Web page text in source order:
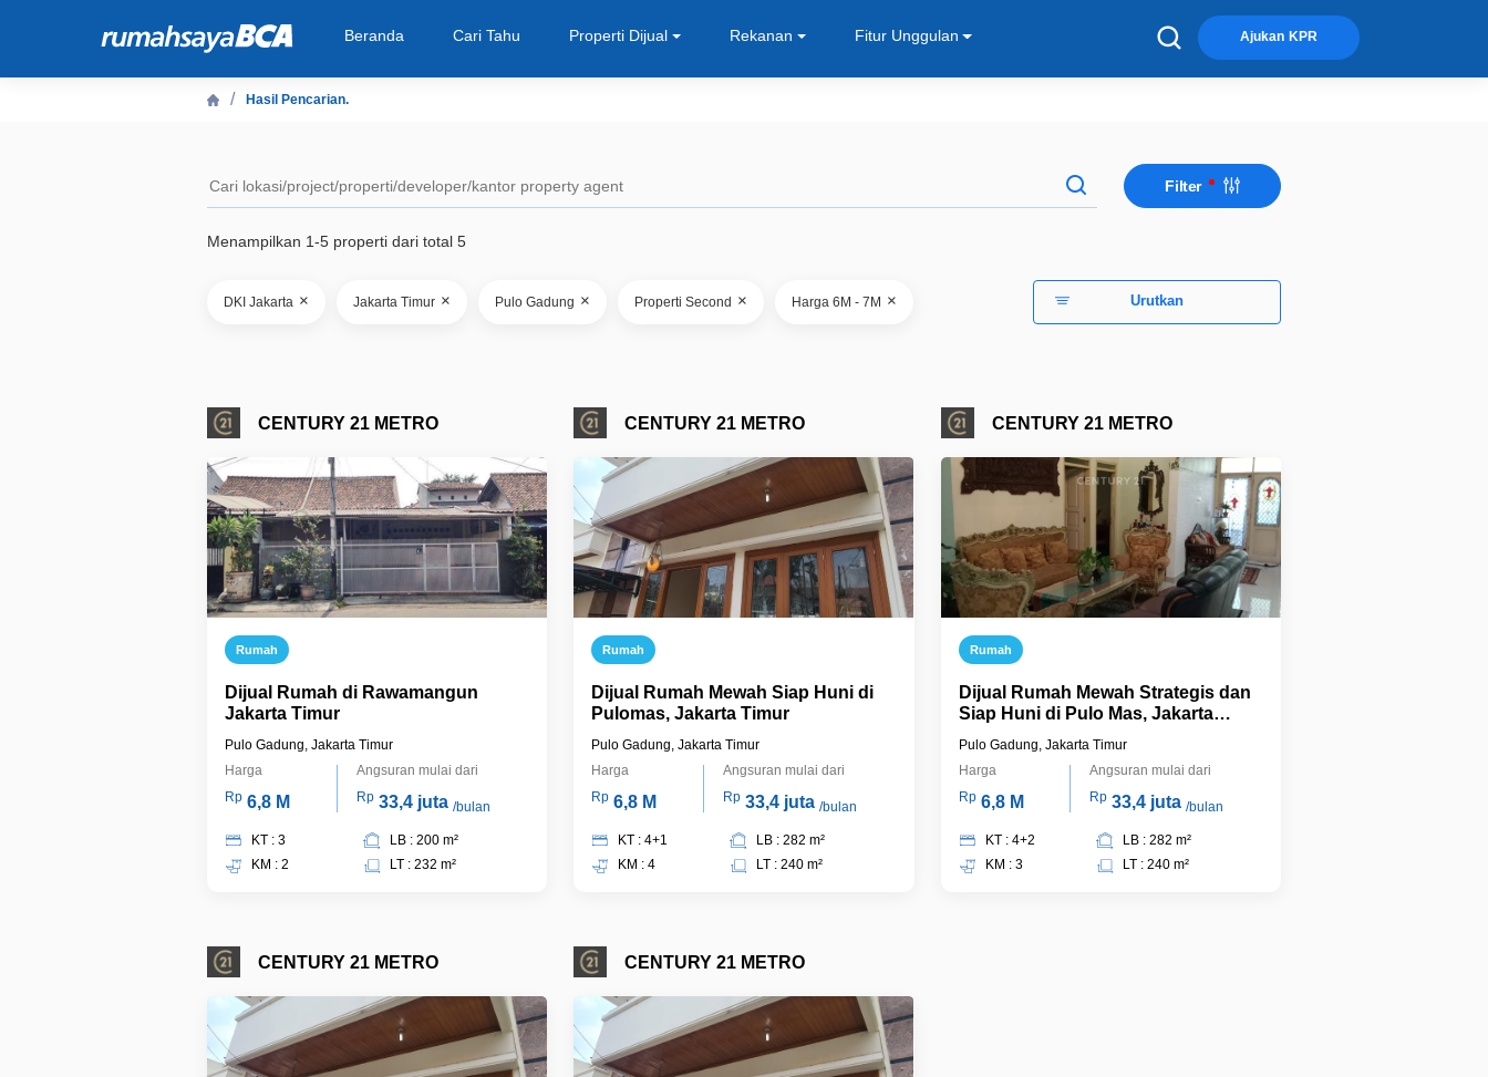
Beranda Cari Tahu Properti Dijual Rekanan Fitur Unggulan Ajukan KPR
Hasil Pencarian.
Filter
Menampilkan 1-5 properti dari total 5
DKI Jakarta × Jakarta Timur × Pulo Gadung × Properti Second × Harga 6M - 7M × Urutkan
CENTURY 21 METRO
Rumah
Dijual Rumah di Rawamangun
Jakarta Timur
Pulo Gadung, Jakarta Timur
Harga
Rp 6,8 M
Angsuran mulai dari
Rp 33,4 juta /bulan
KT : 3
KM : 2
LB : 200 m²
LT : 232 m²
CENTURY 21 METRO
Rumah
Dijual Rumah Mewah Siap Huni di
Pulomas, Jakarta Timur
Pulo Gadung, Jakarta Timur
Harga
Rp 6,8 M
Angsuran mulai dari
Rp 33,4 juta /bulan
KT : 4+1
KM : 4
LB : 282 m²
LT : 240 m²
CENTURY 21 METRO
Rumah
Dijual Rumah Mewah Strategis dan
Siap Huni di Pulo Mas, Jakarta
Pulo Gadung, Jakarta Timur
Harga
Rp 6,8 M
Angsuran mulai dari
Rp 33,4 juta /bulan
KT : 4+2
KM : 3
LB : 282 m²
LT : 240 m²
CENTURY 21 METRO CENTURY 21 METRO